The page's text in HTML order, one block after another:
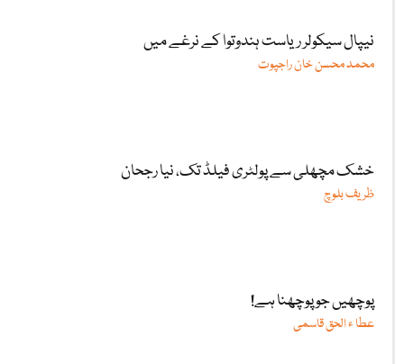
نیپال سیکولر ریاست ہندوتوا کے نرغے میں
محمد محسن خان راجپوت
خشک مچھلی سے پولٹری فیلڈ تک، نیا رجحان
ظریف بلوچ
پوچھیں جو پوچھنا ہے!
عطا ء الحق قاسمی